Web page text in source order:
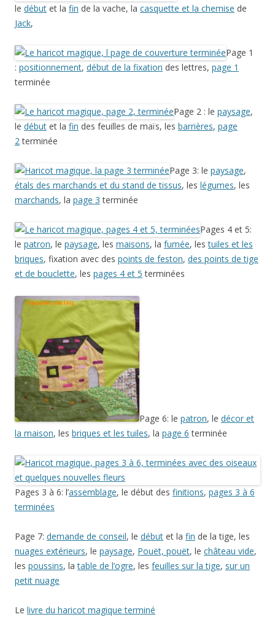
le début et la fin de la vache, la casquette et la chemise de
Jack,
Page 1
: positionnement, début de la fixation des lettres, page 1
terminée
Page 2 : le paysage,
le début et la fin des feuilles de maïs, les barrières, page
2terminée
Page 3: le paysage,
étals des marchands et du stand de tissus, les légumes, les
marchands, la page 3 terminée
Pages 4 et 5:
le patron, le paysage, les maisons, la fumée, lestuiles et les
briques, fixation avec des points de feston, des points de tige
et de bouclette, les pages 4 et 5 terminées
Page 6: le patron, le décor et
la maison, les briques et les tuiles, la page 6 terminée
Pages 3 à 6: l’assemblage, le début des finitions, pages 3 à 6
terminées
Page 7: demande de conseil, le début et la fin de la tige, les
nuages extérieurs, le paysage, Pouët, pouët, le château vide,
les poussins, latable de l’ogre, les feuilles sur la tige, sur un
petit nuage
Le livre du haricot magique terminé